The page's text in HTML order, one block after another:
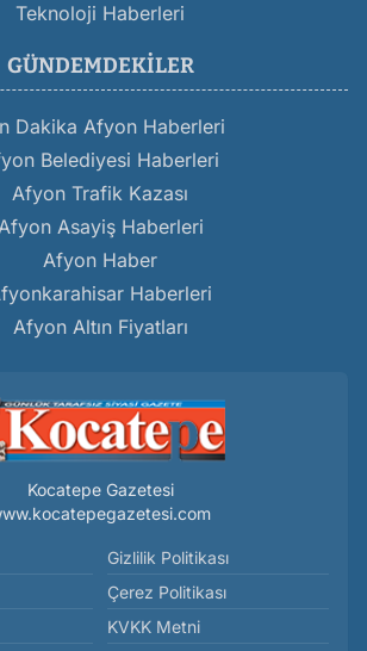
Teknoloji Haberleri
GÜNDEMDEKILER
Dakika Afyon Haberleri
Belediyesi Haberleri
Afyon Trafik Kazası
Asayiş Haberleri
Afyon Haber
Haberleri
Afyon Altın Fiyatları
Kocatepe Gazetesi
Gizlilik Politikası
Çerez Politikası
KVKK Metni